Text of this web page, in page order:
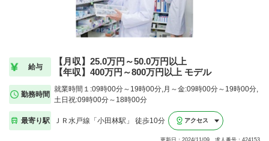
給与
【月収】25.0万円～50.0万円以上
【年収】400万円～800万円以上 モデル
勤務時間
就業時間１:09時00分～19時00分,月～金:09時00分～19時00分,
土日祝:09時00分～18時00分
最寄り駅 ＪＲ水戸線「小田林駅」 徒歩10分 アクセス
更新日：2024/11/09 求人番号：424153